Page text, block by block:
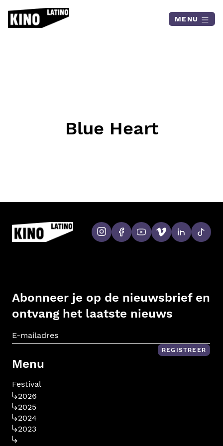
MENU
Blue Heart
Abonneer je op de nieuwsbrief en
ontvang het laatste nieuws
REGISTREER
Menu
Festival
2026
2025
2024
2023